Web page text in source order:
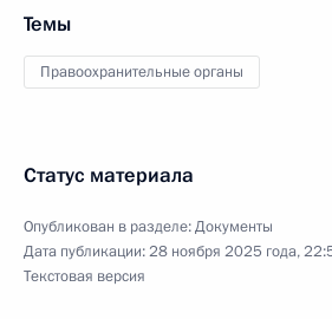
Темы
Правоохранительные органы
Статус материала
Опубликован в разделе:Документы
Дата публикации:28 ноября 2025 года,
Текстовая версия